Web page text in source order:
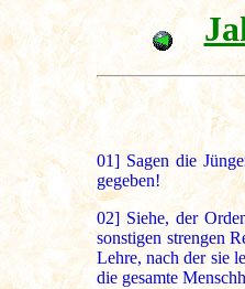
01] Sagen die
gegeben!
02] Siehe, der
sonstigen strengen
Lehre, nach der sie
die gesamte